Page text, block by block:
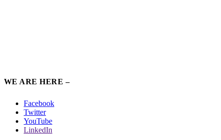
WE ARE HERE –
Facebook
Twitter
YouTube
LinkedIn